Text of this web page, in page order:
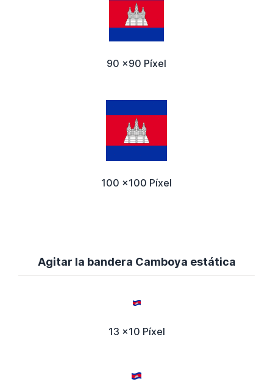
90 x90 Píxel
100 x100 Píxel
Agitar la bandera Camboya estática
13 x10 Píxel